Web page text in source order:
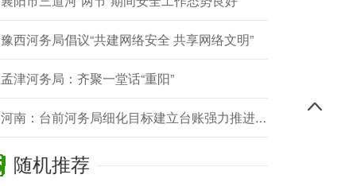
豫西河务局倡议“共建网络安全 共享网络文明”
孟津河务局：齐聚一堂话“重阳”
河南：台前河务局细化目标建立台账强力推进防洪工程建设工作
随机推荐